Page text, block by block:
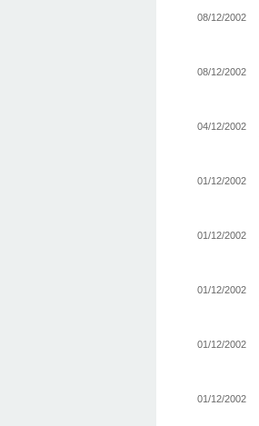
08/12/2002
08/12/2002
04/12/2002
01/12/2002
01/12/2002
01/12/2002
01/12/2002
01/12/2002